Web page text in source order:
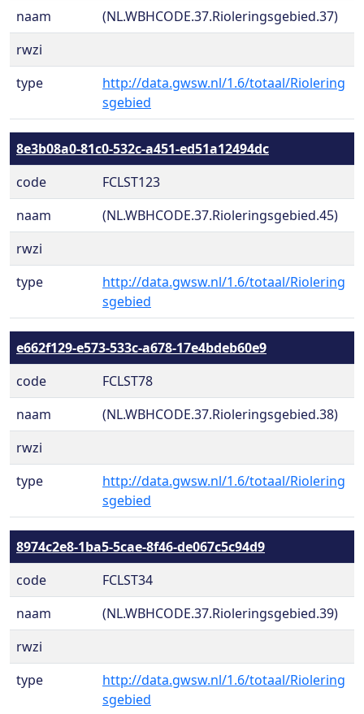
naam
(NL.WBHCODE.37.Rioleringsgebied.37)
rwzi
type
http://data.gwsw.nl/1.6/totaal/Riolering
sgebied
8e3b08a0-81c0-532c-a451-ed51a12494dc
code
FCLST123
naam
(NL.WBHCODE.37.Rioleringsgebied.45)
rwzi
type
http://data.gwsw.nl/1.6/totaal/Riolering
sgebied
e662f129-e573-533c-a678-17e4bdeb60e9
code
FCLST78
naam
(NL.WBHCODE.37.Rioleringsgebied.38)
rwzi
type
http://data.gwsw.nl/1.6/totaal/Riolering
sgebied
8974c2e8-1ba5-5cae-8f46-de067c5c94d9
code
FCLST34
naam
(NL.WBHCODE.37.Rioleringsgebied.39)
rwzi
type
http://data.gwsw.nl/1.6/totaal/Riolering
sgebied